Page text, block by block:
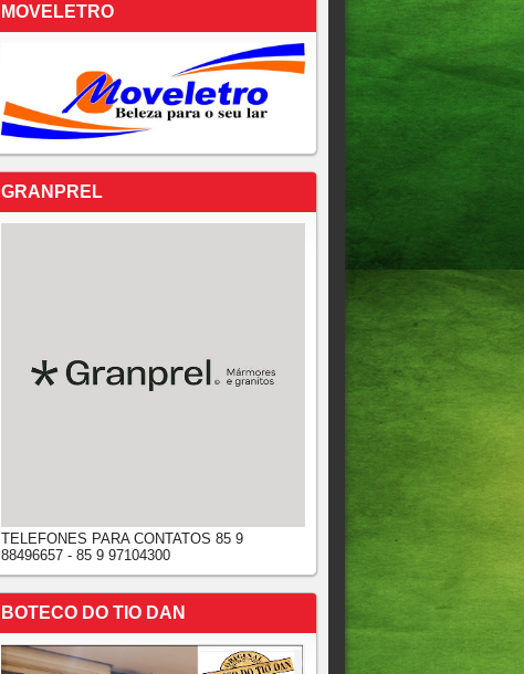
MOVELETRO
GRANPREL
TELEFONES PARA CONTATOS 85 9
88496657 - 85 9 97104300
BOTECO DO TIO DAN